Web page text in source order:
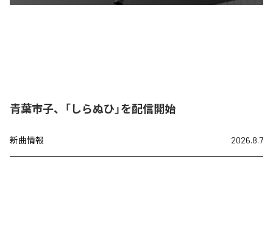
青葉市子、「しらぬひ」を配信開始
新曲情報 2026.8.7